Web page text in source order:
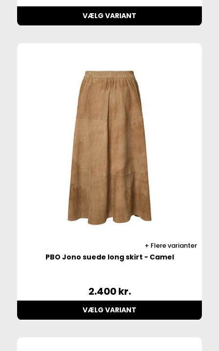
VÆLG VARIANT
Flere varianter
PBO Jono suede long skirt - Camel
2.400kr.
VÆLG VARIANT